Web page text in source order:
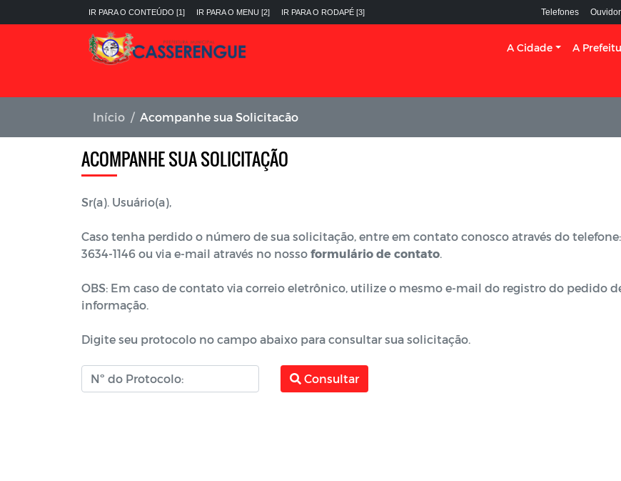
IR PARA O CONTEÚDO [1] IR PARA O MENU [2] IR PARA O RODAPÉ [3] Telefones
A Cidade A
Início Acompanhe sua Solicitacão
ACOMPANHE SUA SOLICITAÇÃO
Sr(a). Usuário(a),
Caso tenha perdido o número de sua solicitação, entre em contato conosco através do
3634-1146 ou via e-mail através no nosso formulário de contato.
OBS: Em caso de contato via correio eletrônico, utilize o mesmo e-mail do registro do pedido
informação.
Digite seu protocolo no campo abaixo para consultar sua solicitação.
Consultar